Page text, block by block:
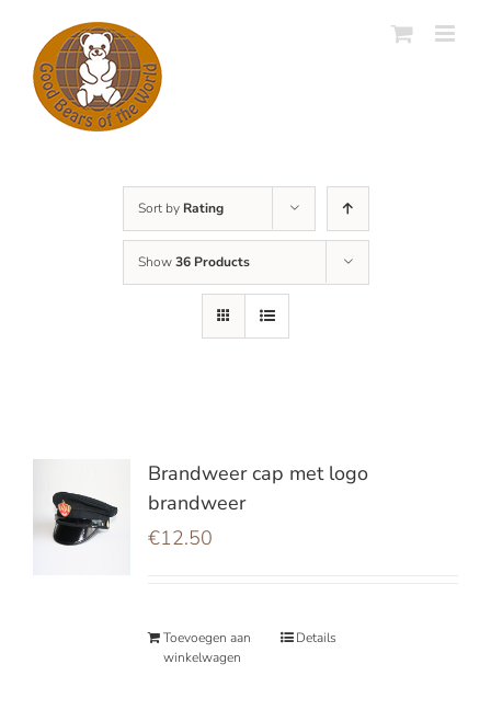
content
Sort by Rating
Show36 Products
Brandweer cap met logo
brandweer
€12.50
Toevoegen aan
winkelwagen
Details